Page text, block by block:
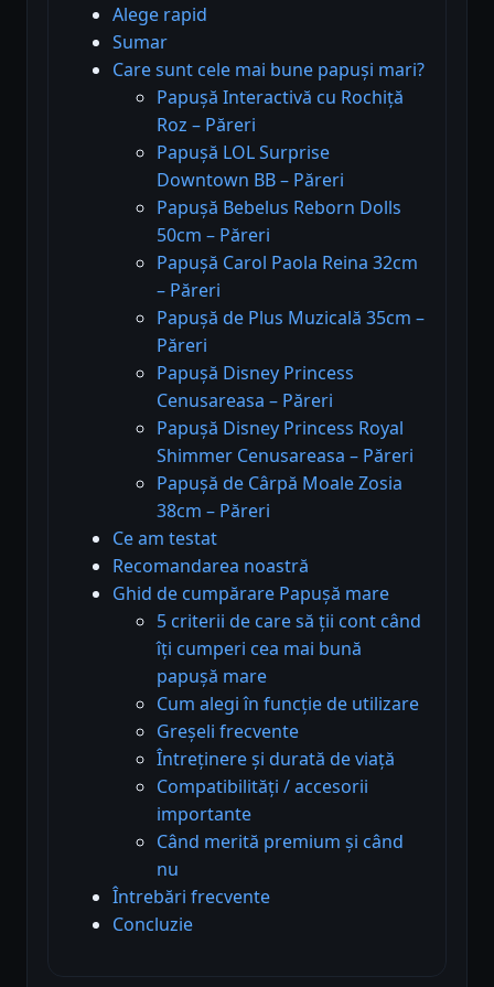
Alege rapid
Sumar
Care sunt cele mai bune papuși mari?
Papușă Interactivă cu Rochiță
Roz – Păreri
Papușă LOL Surprise
Downtown BB – Păreri
Papușă Bebelus Reborn Dolls
50cm – Păreri
Papușă Carol Paola Reina 32cm
– Păreri
Papușă de Plus Muzicală 35cm –
Păreri
Papușă Disney Princess
Cenusareasa – Păreri
Papușă Disney Princess Royal
Shimmer Cenusareasa – Păreri
Papușă de Cârpă Moale Zosia
38cm – Păreri
Ce am testat
Recomandarea noastră
Ghid de cumpărare Papușă mare
5 criterii de care să ții cont când
îți cumperi cea mai bună
papușă mare
Cum alegi în funcție de utilizare
Greșeli frecvente
Întreținere și durată de viață
Compatibilități / accesorii
importante
Când merită premium și când
nu
Întrebări frecvente
Concluzie